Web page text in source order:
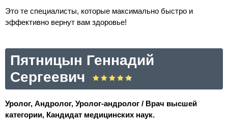
Это те специалисты, которые максимально быстро и
эффективно вернут вам здоровье!
Пятницын Геннадий
Сергеевич
Уролог, Андролог, Уролог-андролог / Врач высшей
категории, Кандидат медицинских наук.